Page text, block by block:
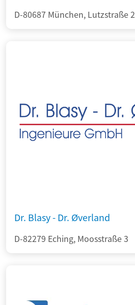
D-80687 München, Lutzstraße 2
Dr. Blasy - Dr. Øverland
D-82279 Eching, Moosstraße 3